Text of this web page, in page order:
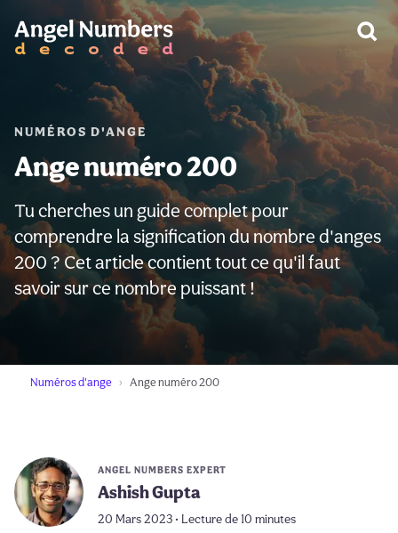
NUMÉROS D'ANGE
Ange numéro 200
Tu cherches un guide complet pour
comprendre la signification du nombre d'anges
200 ? Cet article contient tout ce qu'il faut
savoir sur ce nombre puissant !
Numéros d'ange Ange numéro 200
ANGEL NUMBERS EXPERT
Ashish Gupta
20 Mars 2023 • Lecture de 10 minutes
AVERTISSEMENT: